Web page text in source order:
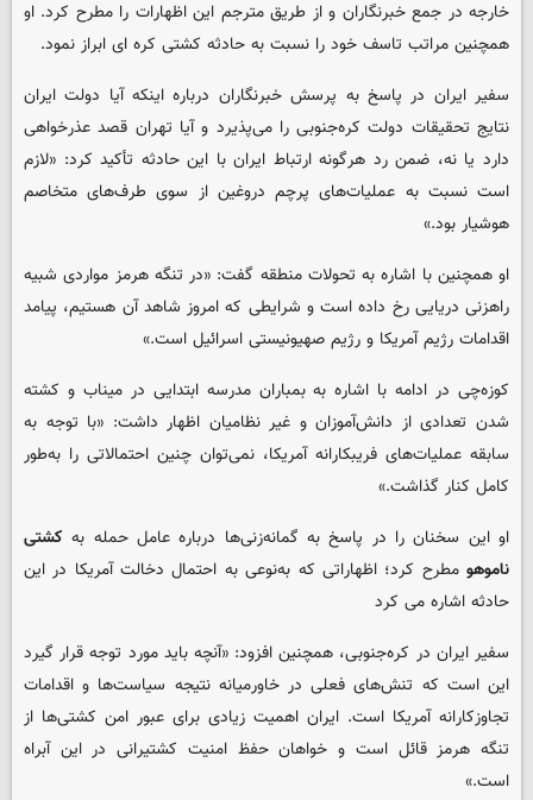
خارجه در جمع خبرنگاران و از طریق مترجم این اظهارات را مطرح کرد. او
همچنین مراتب تاسف خود را نسبت به حادثه کشتی کره ای ابراز نمود.
سفیر ایران در پاسخ به پرسش خبرنگاران درباره اینکه آیا دولت ایران
نتایج تحقیقات دولت کره‌جنوبی را می‌پذیرد و آیا تهران قصد عذرخواهی
دارد یا نه، ضمن رد هرگونه ارتباط ایران با این حادثه تأکید کرد: «لازم
است نسبت به عملیات‌های پرچم دروغین از سوی طرف‌های متخاصم
هوشیار بود.»
او همچنین با اشاره به تحولات منطقه گفت: «در تنگه هرمز مواردی شبیه
راهزنی دریایی رخ داده است و شرایطی که امروز شاهد آن هستیم، پیامد
اقدامات رژیم آمریکا و رژیم صهیونیستی اسرائیل است.»
کوزه‌چی در ادامه با اشاره به بمباران مدرسه ابتدایی در میناب و کشته
شدن تعدادی از دانش‌آموزان و غیر نظامیان اظهار داشت: «با توجه به
سابقه عملیات‌های فریبکارانه آمریکا، نمی‌توان چنین احتمالاتی را به‌طور
کامل کنار گذاشت.»
او این سخنان را در پاسخ به گمانه‌زنی‌ها درباره عامل حمله به کشتی
ناموهو مطرح کرد؛ اظهاراتی که به‌نوعی به احتمال دخالت آمریکا در این
حادثه اشاره می کرد
سفیر ایران در کره‌جنوبی، همچنین افزود: «آنچه باید مورد توجه قرار گیرد
این است که تنش‌های فعلی در خاورمیانه نتیجه سیاست‌ها و اقدامات
تجاوزکارانه آمریکا است. ایران اهمیت زیادی برای عبور امن کشتی‌ها از
تنگه هرمز قائل است و خواهان حفظ امنیت کشتیرانی در این آبراه
است.»